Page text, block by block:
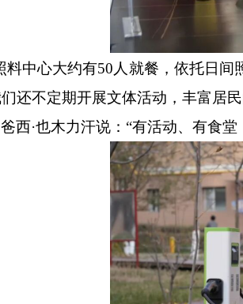
料中心大约有50人就餐，依托日
还不定期开展文体活动，丰富居
西·也木力汗说：“有活动、有食堂